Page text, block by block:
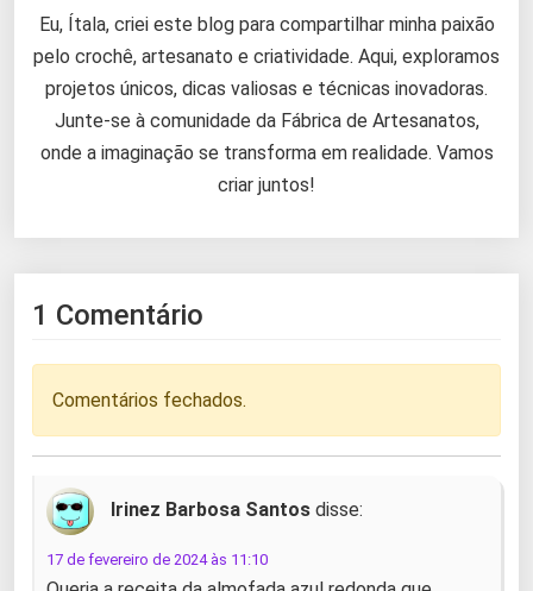
Eu, Ítala, criei este blog para compartilhar minha paixão
pelo crochê, artesanato e criatividade. Aqui, exploramos
projetos únicos, dicas valiosas e técnicas inovadoras.
Junte-se à comunidade da Fábrica de Artesanatos,
onde a imaginação se transforma em realidade. Vamos
criar juntos!
1 Comentário
Comentários fechados.
Irinez Barbosa Santos disse:
17 de fevereiro de 2024 às 11:10